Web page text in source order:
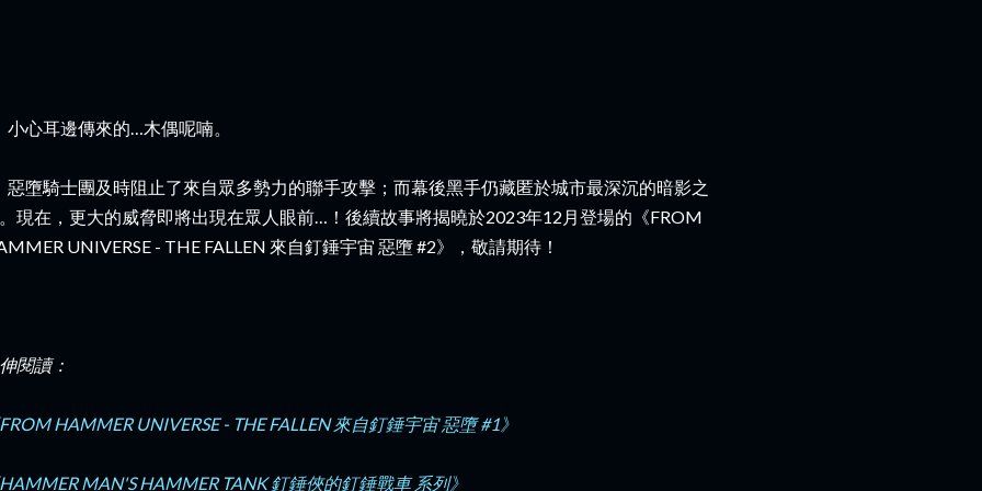
心耳邊傳來的…木偶呢喃。
惡墮騎士團及時阻止了來自眾多勢力的聯手攻擊；而幕後黑手仍藏匿於城市最深沉的暗影之
現在，更大的威脅即將出現在眾人眼前…！後續故事將揭曉於2023年12月登場的《FROM
UNIVERSE - THE FALLEN 來自釘錘宇宙 惡墮 #2》，敬請期待！
閱讀：
HAMMER UNIVERSE - THE FALLEN 來自釘錘宇宙 惡墮 #1》
MAN'S HAMMER TANK 釘錘俠的釘錘戰車 系列》